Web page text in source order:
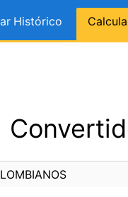
Histórico